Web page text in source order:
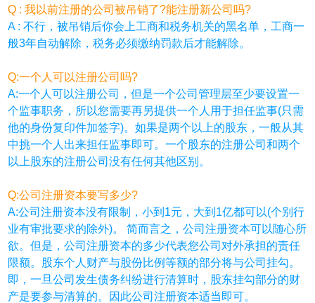
Q : 我以前注册的公司被吊销了?能注册新公司吗?
A : 不行，被吊销后你会上工商和税务机关的黑名单，工商一
般3年自动解除，税务必须缴纳罚款后才能解除。
Q:一个人可以注册公司吗?
A:一个人可以注册公司，但是一个公司管理层至少要设置一
个监事职务，所以您需要再另提供一个人用于担任监事(只需
他的身份复印件加签字)。如果是两个以上的股东，一般从其
中挑一个人出来担任监事即可。一个股东的注册公司和两个
以上股东的注册公司没有任何其他区别。
Q:公司注册资本要写多少?
A:公司注册资本没有限制，小到1元，大到1亿都可以(个别行
业有审批要求的除外)。 简而言之，公司注册资本可以随心所
欲。但是，公司注册资本的多少代表您公司对外承担的责任
限额。股东个人财产与股份比例等额的部分将与公司挂勾。
即，一旦公司发生债务纠纷进行清算时，股东挂勾部分的财
产是要参与清算的。因此公司注册资本适当即可。